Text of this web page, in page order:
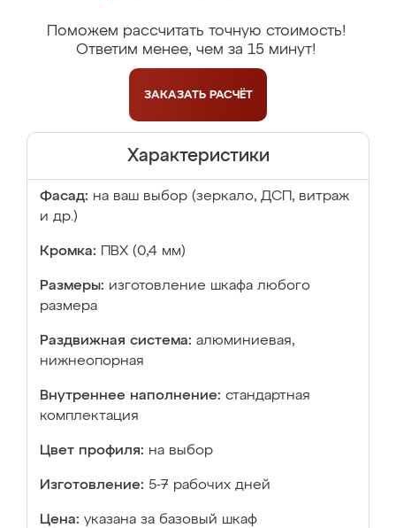
Поможем рассчитать точную стоимость!
Ответим менее, чем за 15 минут!
ЗАКАЗАТЬ РАСЧЁТ
Характеристики
Фасад: на ваш выбор (зеркало, ДСП, витраж
и др.)
Кромка: ПВХ (0,4 мм)
Размеры: изготовление шкафа любого
размера
Раздвижная система: алюминиевая,
нижнеопорная
Внутреннее наполнение: стандартная
комплектация
Цвет профиля: на выбор
Изготовление: 5-7 рабочих дней
Цена: указана за базовый шкаф